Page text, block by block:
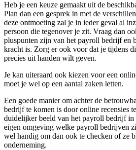
Heb je een keuze gemaakt uit de
Plan dan een gesprek in met de
deze ontmoeting zal je in ieder geval al
persoon die tegenover je zit. Vraag dan
pluspunten zijn van het payroll bedrijf en
kracht is. Zorg er ook voor dat je tijdens
precies uit handen wilt geven.
Je kan uiteraard ook kiezen voor een
moet je wel op een aantal zaken letten.
Een goede manier om achter de
bedrijf te komen is door online recensies
duidelijker beeld van het payroll bedrijf in
eigen omgeving welke payroll bedrijven
wel handig om dan ook te checken of ze
onderneming.